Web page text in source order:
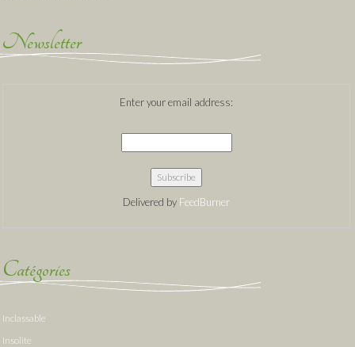
Newsletter
Enter your email address:
Delivered by FeedBurner
Catégories
Inclassable
Insolite